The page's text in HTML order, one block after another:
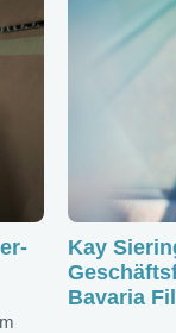
Kay
Bavaria